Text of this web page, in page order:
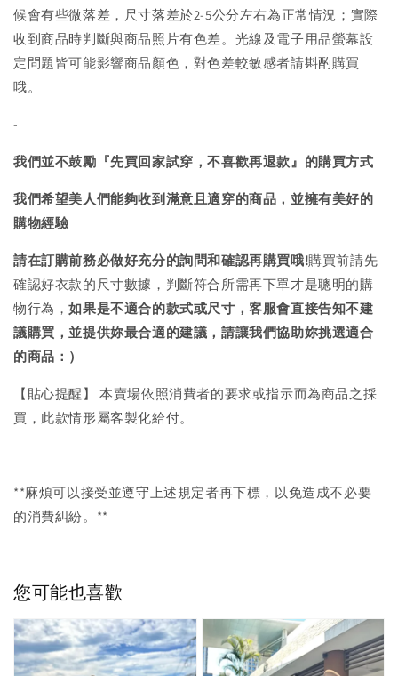
候會有些微落差，尺寸落差於2-5公分左右為正常情況；實際
收到商品時判斷與商品照片有色差。光線及電子用品螢幕設
定問題皆可能影響商品顏色，對色差較敏感者請斟酌購買
哦。
-
我們並不鼓勵『先買回家試穿，不喜歡再退款』的購買方式
我們希望美人們能夠收到滿意且適穿的商品，並擁有美好的
購物經驗
請在訂購前務必做好充分的詢問和確認再購買哦!購買前請先
確認好衣款的尺寸數據，判斷符合所需再下單才是聰明的購
物行為，如果是不適合的款式或尺寸，客服會直接告知不建
議購買，並提供妳最合適的建議，請讓我們協助妳挑選適合
的商品：）
【貼心提醒】 本賣場依照消費者的要求或指示而為商品之採
買，此款情形屬客製化給付。
**麻煩可以接受並遵守上述規定者再下標，以免造成不必要
的消費糾紛。**
您可能也喜歡